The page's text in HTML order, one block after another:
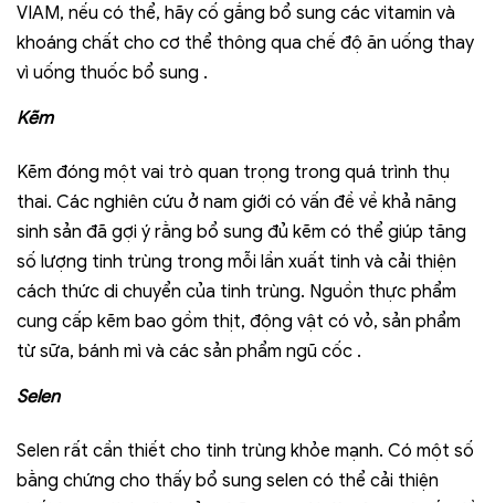
VIAM, nếu có thể, hãy cố gắng bổ sung các vitamin và
khoáng chất cho cơ thể thông qua chế độ ăn uống thay
vì uống thuốc bổ sung .
Kẽm
Kẽm đóng một vai trò quan trọng trong quá trình thụ
thai. Các nghiên cứu ở nam giới có vấn đề về khả năng
sinh sản đã gợi ý rằng bổ sung đủ kẽm có thể giúp tăng
số lượng tinh trùng trong mỗi lần xuất tinh và cải thiện
cách thức di chuyển của tinh trùng. Nguồn thực phẩm
cung cấp kẽm bao gồm thịt, động vật có vỏ, sản phẩm
từ sữa, bánh mì và các sản phẩm ngũ cốc .
Selen
Selen rất cần thiết cho tinh trùng khỏe mạnh. Có một số
bằng chứng cho thấy bổ sung selen có thể cải thiện